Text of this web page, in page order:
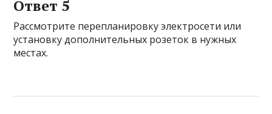
Ответ 5
Рассмотрите перепланировку электросети или
установку дополнительных розеток в нужных
местах.